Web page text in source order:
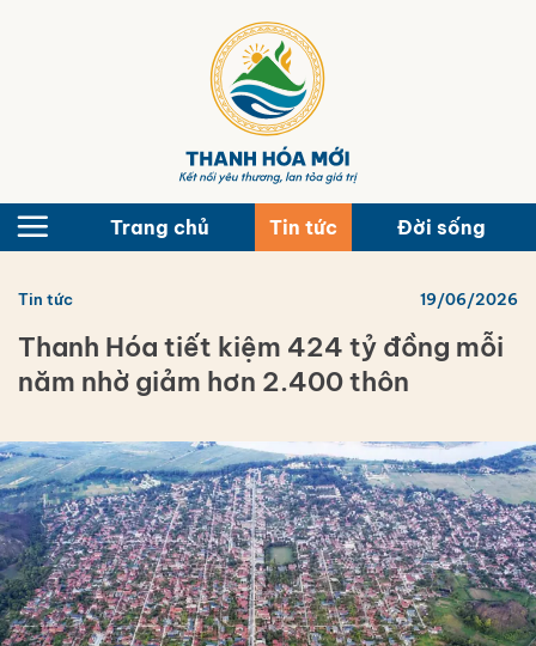
Trang chủ Tin tức Đời sống
Tin tức 19/06/2026
Thanh Hóa tiết kiệm 424 tỷ đồng mỗi
năm nhờ giảm hơn 2.400 thôn